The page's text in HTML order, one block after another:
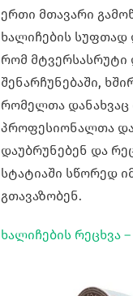
ერთი მთავარი
ხალიჩების სუფთად
რომ მტვერსასრუტი
შენარჩუნებაში,
რომელთა
პროფესიონალთა
დაუბრუნებენ და
სტატიაში სწორედ
გთავაზობენ.
ხალიჩების რეცხვა –